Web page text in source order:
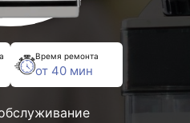
Время ремонта
от 40 мин